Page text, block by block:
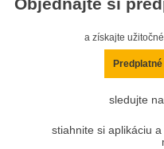
a získajte
sledujte
stiahnite si aplikáciu